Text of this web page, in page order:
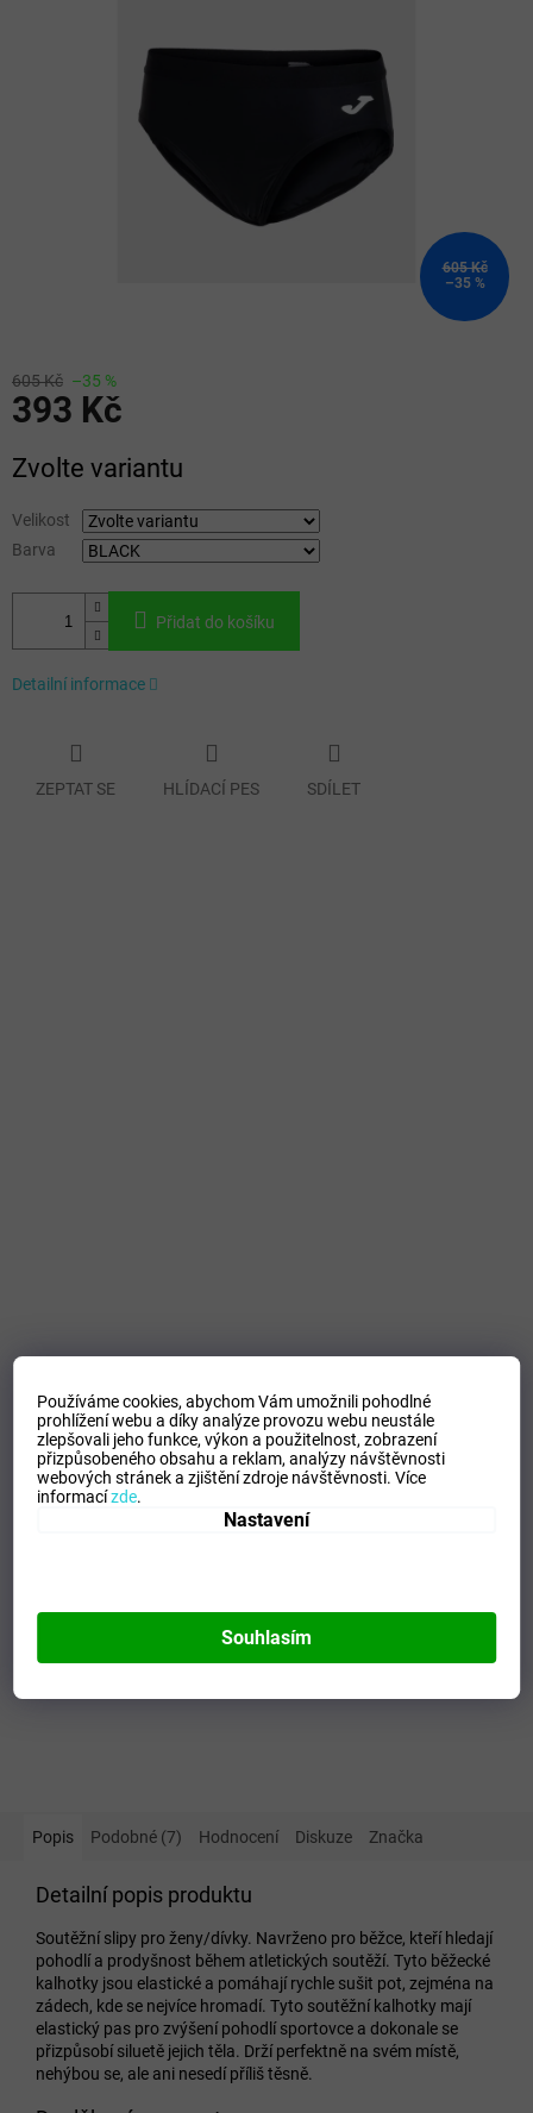
Používáme cookies, abychom Vám umožnili pohodlné
prohlížení webu a díky analýze provozu webu neustále
zlepšovali jeho funkce, výkon a použitelnost,zobrazení
přizpůsobeného obsahu a reklam, analýzy návštěvnosti
webových stránek a zjištění zdroje návštěvnosti.Více
informacízde.
Nastavení
Souhlasím
hvězdiček.
605 Kč
–35 %
605 Kč –35 %
393 Kč
cena:
Zvolte variantu
Velikost
Barva
Přidat do košíku
Detailní informace
ZEPTAT SE HLÍDACÍ PES SDÍLET
Popis Podobné (7) Hodnocení Diskuze Značka
Detailní popis produktu
Soutěžní slipy pro ženy/dívky. Navrženo pro běžce, kteří hledají
pohodlí a prodyšnost během atletických soutěží. Tyto běžecké
kalhotky jsou elastické a pomáhají rychle sušit pot, zejména na
zádech, kde se nejvíce hromadí. Tyto soutěžní kalhotky mají
elastický pas pro zvýšení pohodlí sportovce a dokonale se
přizpůsobí siluetě jejich těla. Drží perfektně na svém místě,
nehýbou se, ale ani nesedí příliš těsně.